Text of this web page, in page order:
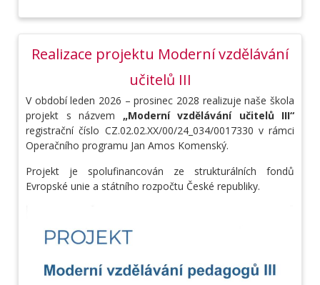
Realizace projektu Moderní vzdělávání
učitelů III
V období leden 2026 – prosinec 2028 realizuje naše škola
projekt s názvem „Moderní vzdělávání učitelů III“
registrační číslo CZ.02.02.XX/00/24_034/0017330 v rámci
Operačního programu Jan Amos Komenský.
Projekt je spolufinancován ze strukturálních fondů
Evropské unie a státního rozpočtu České republiky.